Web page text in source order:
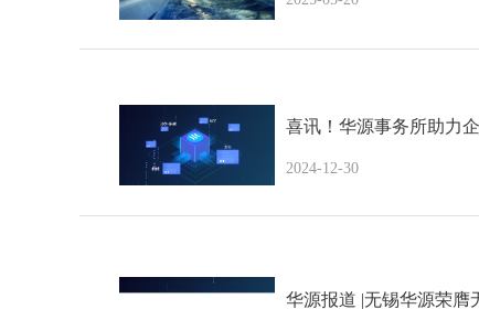
喜讯！华源事务所助力
2024-12-30
华源报道 |无锡华源荣